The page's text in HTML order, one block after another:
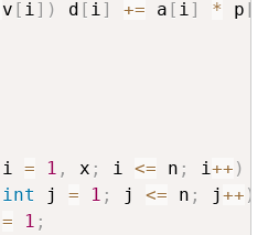
v [ i] ) d [ i] += a [ i] * p [
i = 1 , x ; i <= n ; i++ )
int j = 1 ; j <= n ; j++ )
= 1 ;